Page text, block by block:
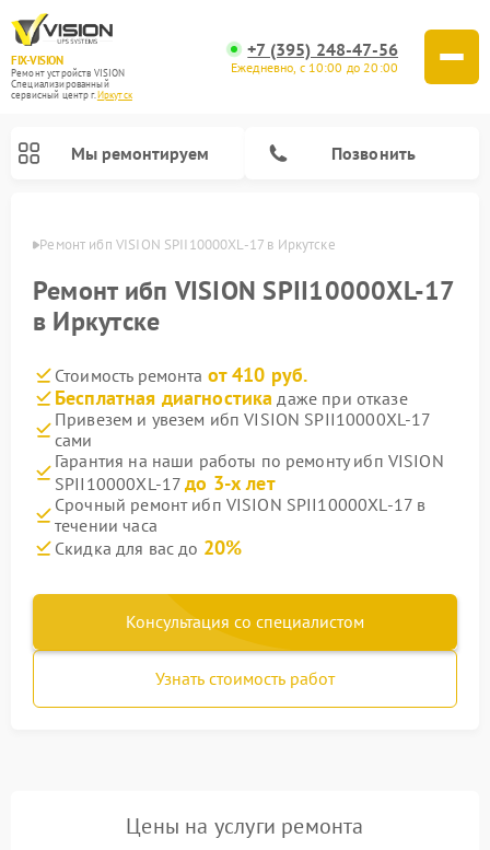
FIX-VISION
Ремонт устройств VISION
Специализированный
cервисный центр г.Иркутск
+7 (395) 248-47-56
Ежедневно, с 10:00 до 20:00
Мы ремонтируем Позвонить
Ремонт ибп VISION SPII10000XL-17 в Иркутске
Ремонт ибп VISION SPII10000XL-17
в Иркутске
Стоимость ремонта от 410 руб.
Бесплатная диагностика даже при отказе
Привезем и увезем ибп VISION SPII10000XL-17
сами
Гарантия на наши работы по ремонту ибп VISION
SPII10000XL-17до 3-х лет
Срочный ремонт ибп VISION SPII10000XL-17 в
течении часа
Скидка для вас до 20%
Консультация со специалистом
Узнать стоимость работ
Цены на услуги ремонта